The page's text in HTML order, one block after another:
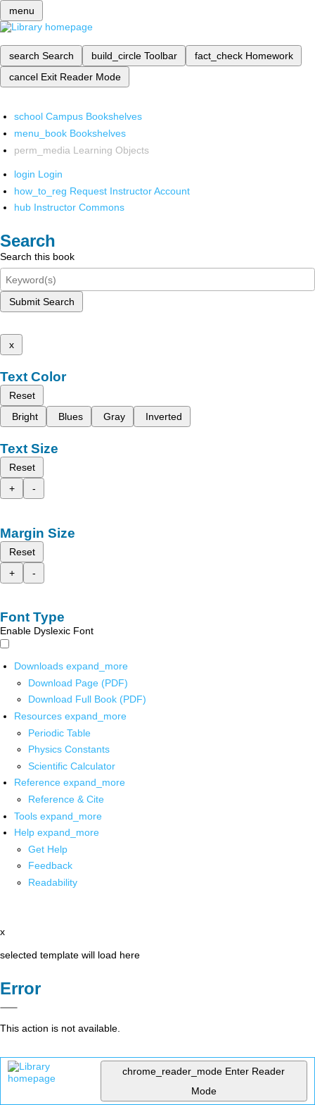
menu
search Search build_circle Toolbar fact_check Homework
cancel Exit Reader Mode
school Campus Bookshelves
menu_book Bookshelves
perm_media Learning Objects
login Login
how_to_reg Request Instructor Account
hub Instructor Commons
Search
Search this book
Submit Search
x
Text Color
Reset
Bright
Blues Gray Inverted
Text Size
Reset
+
-
Margin Size
Reset
+
-
Font Type
Enable Dyslexic Font
Downloads expand_more
Download Page (PDF)
Download Full Book (PDF)
Resources expand_more
Periodic Table
Physics Constants
Scientific Calculator
Reference expand_more
Reference & Cite
Tools expand_more
Help expand_more
Get Help
Feedback
Readability
x
selected template will load here
Error
This action is not available.
chrome_reader_mode Enter Reader
Mode